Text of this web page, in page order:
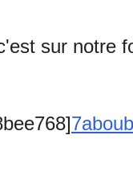
sur notre